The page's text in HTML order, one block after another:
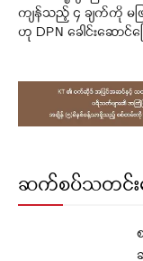
ကျန်သည့် ၄ ချက်ကို မ
ဟု DPN ခေါင်းဆောင်ပ
ဆက်စပ်သတင်းမ